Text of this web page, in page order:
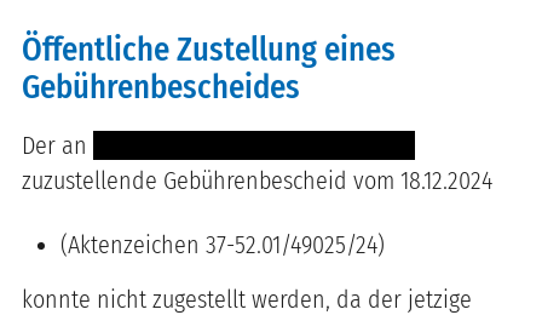
Öffentliche Zustellung eines
Gebührenbescheides
Der an
zuzustellende Gebührenbescheid vom 18.12.2024
(Aktenzeichen 37-52.01/49025/24)
konnte nicht zugestellt werden, da der jetzige